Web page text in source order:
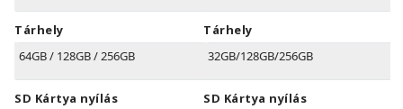
Tárhely
64GB / 128GB / 256GB
SD Kártya nyílás
Tárhely
32GB/128GB/256GB
SD Kártya nyílás